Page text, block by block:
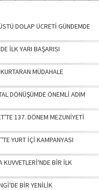
DOLAP ÜCRETİ GÜNDEMDE
İLK YARI BAŞARISI
MÜDAHALE
DÖNÜŞÜMDE ÖNEMLİ ADIM
137. DÖNEM MEZUNİYETİ
YURT İÇİ KAMPANYASI
KUVVETLERİ'NDE BİR İLK
BİR YENİLİK